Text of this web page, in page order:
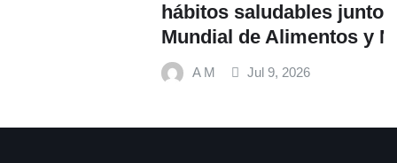
hábitos saludables junto al Programa
Mundial de Alimentos y Nestlé
Jul 9, 2026